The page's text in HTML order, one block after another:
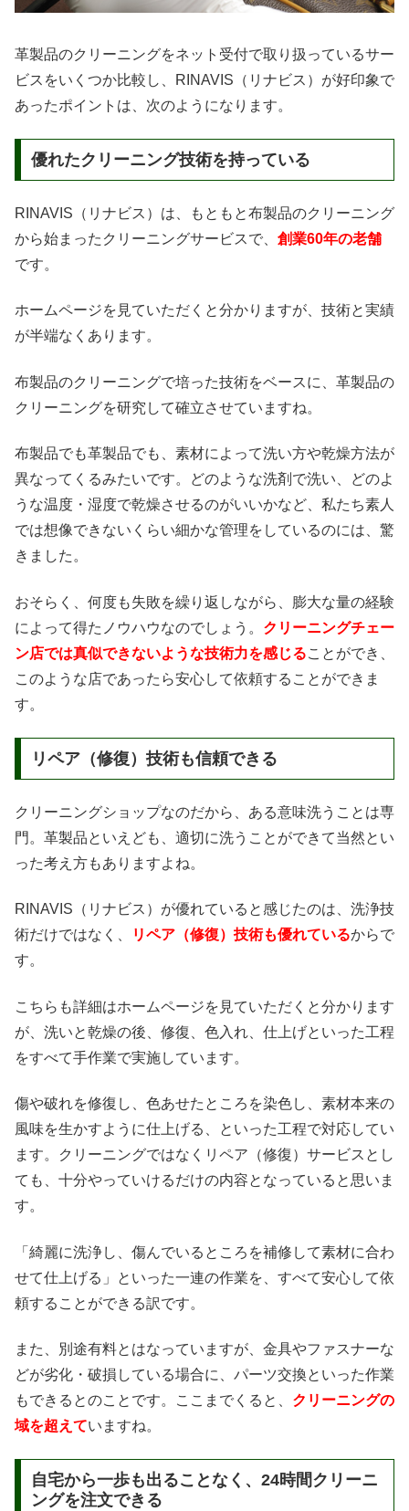
革製品のクリーニングをネット受付で取り扱っているサー
ビスをいくつか比較し、RINAVIS（リナビス）が好印象で
あったポイントは、次のようになります。
優れたクリーニング技術を持っている
RINAVIS（リナビス）は、もともと布製品のクリーニング
から始まったクリーニングサービスで、 創業60年の老舗
です。
ホームページを見ていただくと分かりますが、技術と実績
が半端なくあります。
布製品のクリーニングで培った技術をベースに、革製品の
クリーニングを研究して確立させていますね。
布製品でも革製品でも、素材によって洗い方や乾燥方法が
異なってくるみたいです。どのような洗剤で洗い、どのよ
うな温度・湿度で乾燥させるのがいいかなど、私たち素人
では想像できないくらい細かな管理をしているのには、驚
きました。
おそらく、何度も失敗を繰り返しながら、膨大な量の経験
によって得たノウハウなのでしょう。 クリーニングチェー
ン店では真似できないような技術力を感じることができ、
このような店であったら安心して依頼することができま
す。
リペア（修復）技術も信頼できる
クリーニングショップなのだから、ある意味洗うことは専
門。革製品といえども、適切に洗うことができて当然とい
った考え方もありますよね。
RINAVIS（リナビス）が優れていると感じたのは、洗浄技
術だけではなく、
リペア（修復）技術も優れているからで
す。
こちらも詳細はホームページを見ていただくと分かります
が、洗いと乾燥の後、修復、色入れ、仕上げといった工程
をすべて手作業で実施しています。
傷や破れを修復し、色あせたところを染色し、素材本来の
風味を生かすように仕上げる、といった工程で対応してい
ます。クリーニングではなくリペア（修復）サービスとし
ても、十分やっていけるだけの内容となっていると思いま
す。
「綺麗に洗浄し、傷んでいるところを補修して素材に合わ
せて仕上げる」といった一連の作業を、すべて安心して依
頼することができる訳です。
また、別途有料とはなっていますが、金具やファスナーな
どが劣化・破損している場合に、パーツ交換といった作業
もできるとのことです。ここまでくると、 クリーニングの
域を超えていますね。
自宅から一歩も出ることなく、24時間クリーニ
ングを注文できる